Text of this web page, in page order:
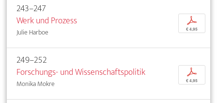
243–247
Werk und Prozess
Julie Harboe
p
€ 4,95
249–252
Forschungs- und Wissenschaftspolitik
Monika Mokre
p
€ 4,95